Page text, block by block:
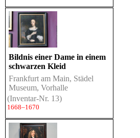
Bildnis einer Dame in einem
schwarzen Kleid
Frankfurt am Main, Städel
Museum, Vorhalle
(Inventar-Nr. 13)
1668–1670